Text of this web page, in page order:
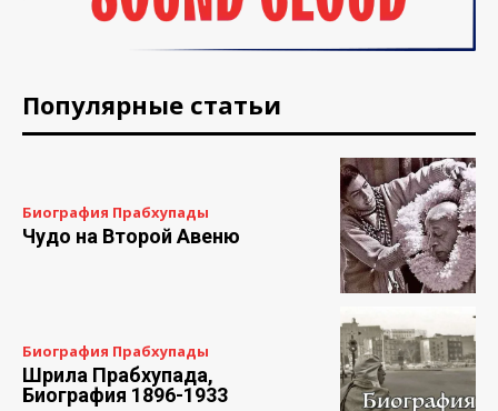
Популярные статьи
Биография Прабхупады
Чудо на Второй Авеню
Биография Прабхупады
Шрила Прабхупада,
Биография 1896-1933